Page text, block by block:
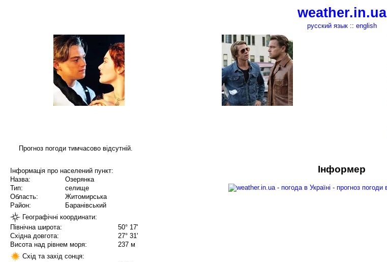
weather.in.ua
русский язык:: english
Прогноз погоди тимчасово відсутній.
Інформація про населений пункт:
Назва:
Озерянка
Тип:
селище
Область:
Житомирська
Район:
Баранівський
Географічні координати:
Північна широта:
50° 17'
Східна довгота:
27° 31'
Висота над рівнем моря:
237 м
Схід та захід сонця:
Інформер